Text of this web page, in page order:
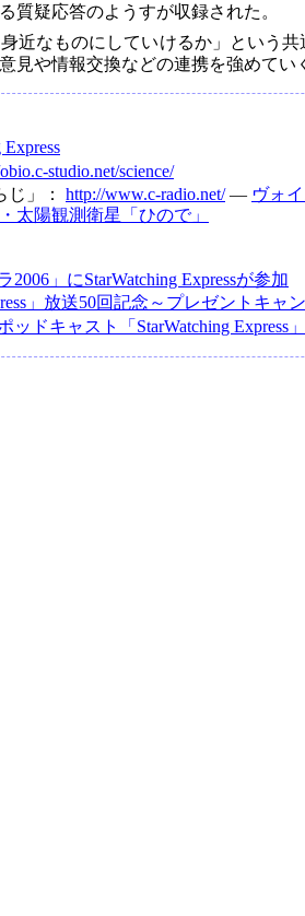
質疑応答のようすが収録された。
近なものにしていけるか」という共
見や情報交換などの連携を強めてい
Express
studio.net/science/
じ」： http://www.c-radio.net/― ヴォ
太陽観測衛星「ひので」
2006」にStarWatching Expressが参加
」放送50回記念～プレゼントキャ
ッドキャスト「StarWatching Express